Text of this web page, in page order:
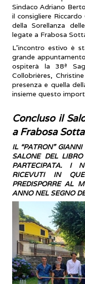
Sindaco Adriano
il consigliere
della Sorellanza
legate a Frabosa
​L'incontro estivo è
grande
ospiterà la 38ª
Collobrières,
presenza e quella
insieme questo
Concluso il
a Frabosa
IL “PATRON”
SALONE DEL
PARTECIPATA. I
RICEVUTI IN
PREDISPORRE AL
ANNO NEL SEGNO